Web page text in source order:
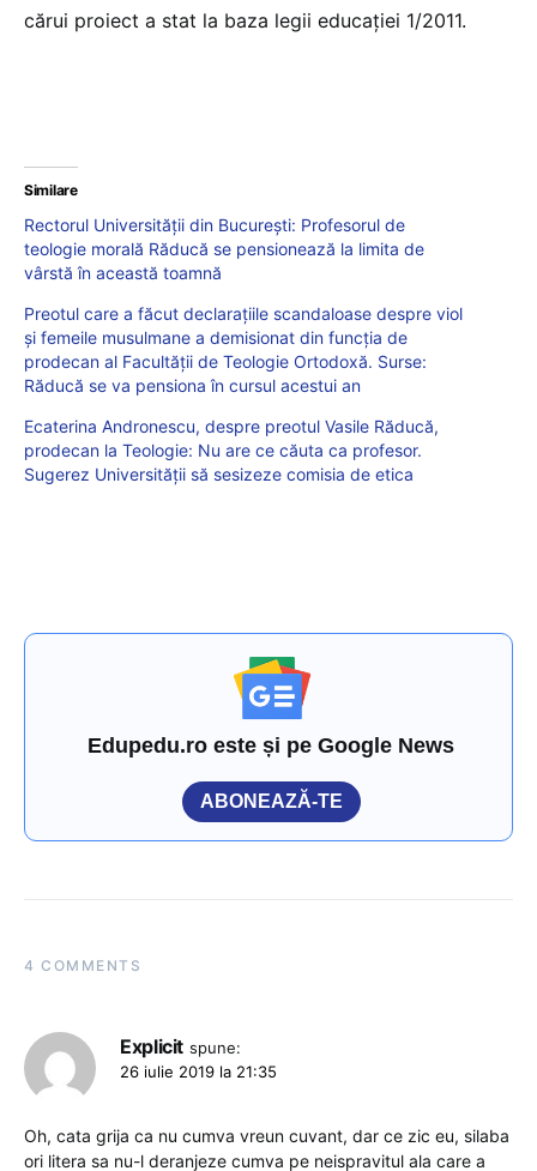
cărui proiect a stat la baza legii educației 1/2011.
Similare
Rectorul Universității din București: Profesorul de
teologie morală Răducă se pensionează la limita de
vârstă în această toamnă
Preotul care a făcut declarațiile scandaloase despre viol
și femeile musulmane a demisionat din funcția de
prodecan al Facultății de Teologie Ortodoxă. Surse:
Răducă se va pensiona în cursul acestui an
Ecaterina Andronescu, despre preotul Vasile Răducă,
prodecan la Teologie: Nu are ce căuta ca profesor.
Sugerez Universității să sesizeze comisia de etica
Edupedu.ro este și pe Google News
ABONEAZĂ-TE
4 COMMENTS
Explicit spune:
26 iulie 2019 la 21:35
Oh, cata grija ca nu cumva vreun cuvant, dar ce zic eu, silaba
ori litera sa nu-l deranjeze cumva pe neispravitul ala care a